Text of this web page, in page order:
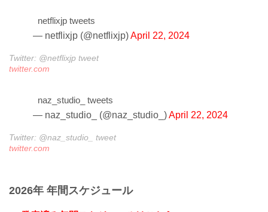
netflixjp tweets
— netflixjp (@netflixjp)April 22, 2024
Twitter: @netflixjp tweet
twitter.com
naz_studio_ tweets
— naz_studio_ (@naz_studio_)April 22, 2024
Twitter: @naz_studio_ tweet
twitter.com
2026年 年間スケジュール